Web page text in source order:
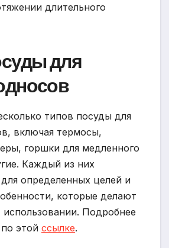
длительного
для
типов посуды для
включая термосы,
горшки для медленного
Каждый из них
определенных целей и
которые делают
Подробнее
этой ссылке.